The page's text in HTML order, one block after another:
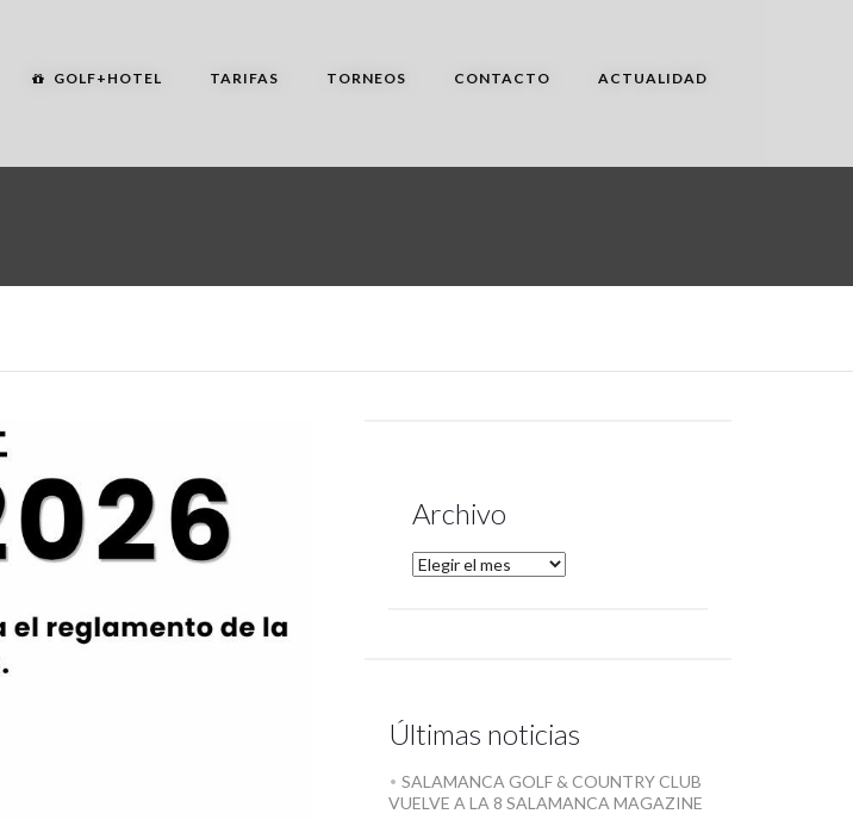
GOLF+HOTEL TARIFAS TORNEOS CONTACTO ACTUALIDAD
Archivo
Últimas noticias
SALAMANCA GOLF & COUNTRY CLUB
VUELVE A LA 8 SALAMANCA MAGAZINE